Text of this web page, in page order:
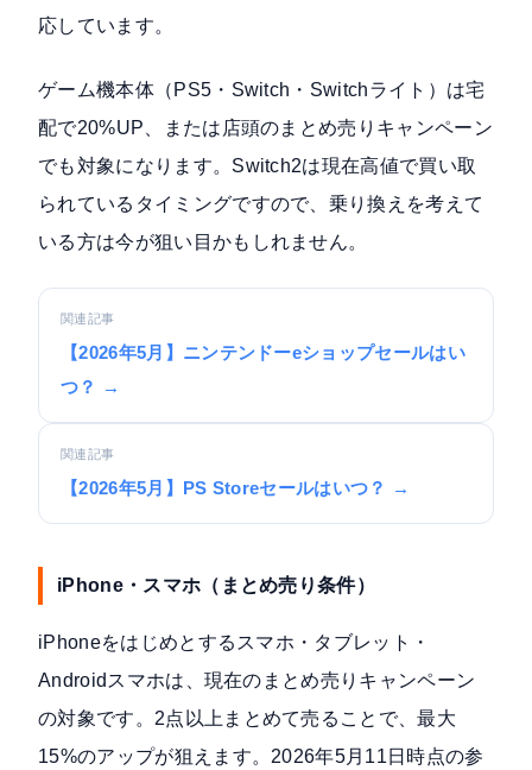
応しています。
ゲーム機本体（PS5・Switch・Switchライト）は宅
配で20%UP、または店頭のまとめ売りキャンペーン
でも対象になります。Switch2は現在高値で買い取
られているタイミングですので、乗り換えを考えて
いる方は今が狙い目かもしれません。
関連記事
【2026年5月】ニンテンドーeショップセールはい
つ？ →
関連記事
【2026年5月】PS Storeセールはいつ？ →
iPhone・スマホ（まとめ売り条件）
iPhoneをはじめとするスマホ・タブレット・
Androidスマホは、現在のまとめ売りキャンペーン
の対象です。2点以上まとめて売ることで、最大
15%のアップが狙えます。2026年5月11日時点の参